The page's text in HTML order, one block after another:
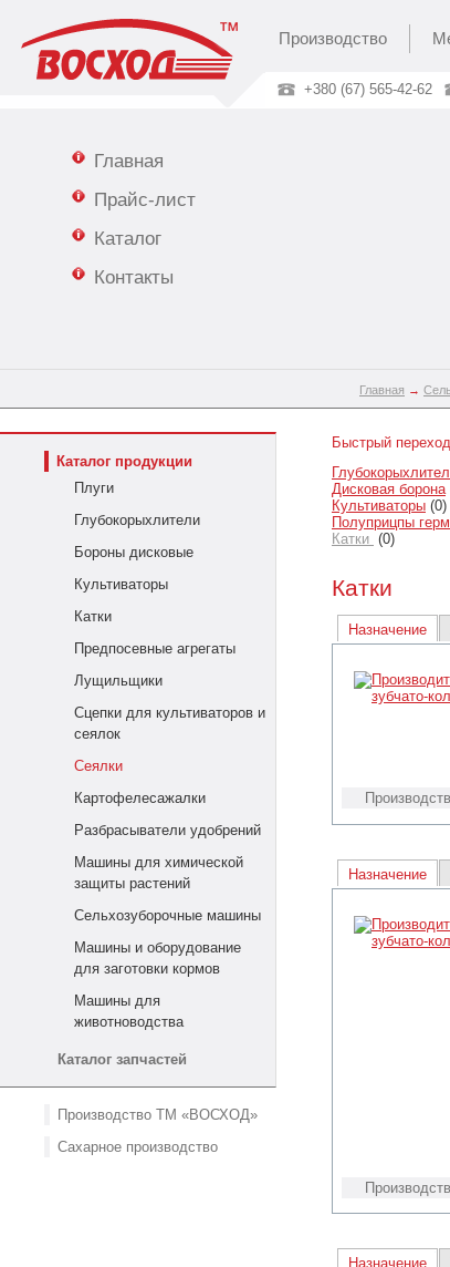
Производство
+380 (67) 565-42-62
Главная
Прайс-лист
Каталог
Контакты
Главная →
Каталог продукции
Плуги
Глубокорыхлители
Бороны дисковые
Культиваторы
Катки
Предпосевные агрегаты
Лущильщики
Сцепки для культиваторов и
сеялок
Сеялки
Картофелесажалки
Разбрасыватели удобрений
Машины для химической
защиты растений
Сельхозуборочные машины
Машины и оборудование
для заготовки кормов
Машины для
животноводства
Каталог запчастей
Производство ТМ «ВОСХОД»
Сахарное производство
Быстрый
Дисковая борона
Культиваторы (0)
Полуприцпы
Катки (0)
Катки
Назначение
Назначение
Назначение